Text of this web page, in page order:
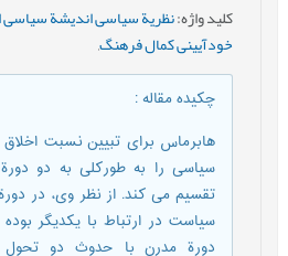
کلید واژه:نظریة سیاسی اندیشة سیاسی
خودآیینی کمال فرهنگ,
چکیده مقاله:
هابرماس برای تبیین نسبت
سیاسی را به طورکلی به دو
تقسیم می کند. از نظر وی، در
سیاست در ارتباط با یکدیگر بوده
دورة مدرن با حدوث دو تحول